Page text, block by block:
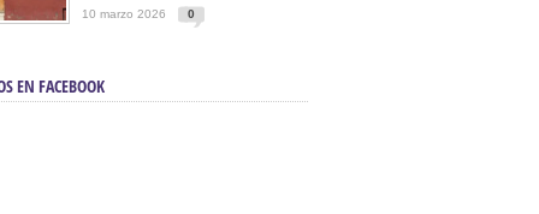
10 marzo 2026 0
EN FACEBOOK